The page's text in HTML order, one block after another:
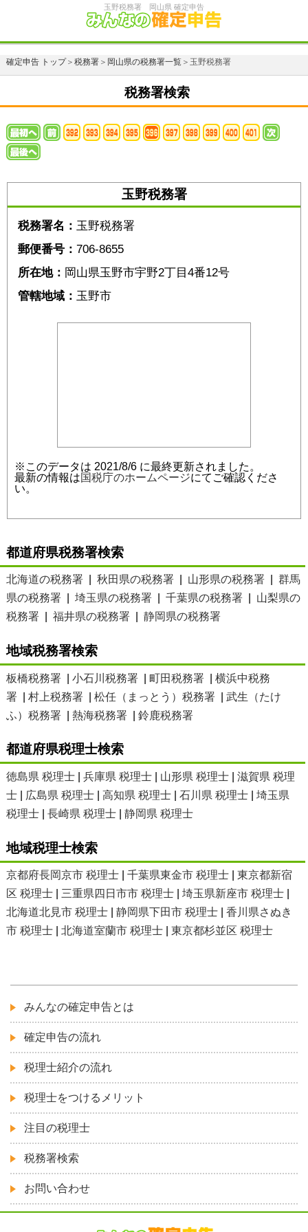
玉野税務署 岡山県 確定申告
確定申告 トップ＞ 税務署＞ 岡山県の税務署一覧＞玉野税務署
税務署検索
玉野税務署
税務署名： 玉野税務署
郵便番号： 706-8655
所在地： 岡山県玉野市宇野2丁目4番12号
管轄地域： 玉野市
※このデータは 2021/8/6 に最終更新されました。
最新の情報は国税庁のホームページにてご確認くださ
い。
都道府県税務署検索
北海道の税務署| 秋田県の税務署| 山形県の税務署| 群馬
県の税務署| 埼玉県の税務署| 千葉県の税務署| 山梨県の
税務署| 福井県の税務署| 静岡県の税務署
地域税務署検索
板橋税務署| 小石川税務署| 町田税務署| 横浜中税務
署| 村上税務署| 松任（まっとう）税務署| 武生（たけ
ふ）税務署| 熱海税務署| 鈴鹿税務署
都道府県税理士検索
徳島県 税理士| 兵庫県 税理士| 山形県 税理士| 滋賀県 税理
士| 広島県 税理士| 高知県 税理士| 石川県 税理士| 埼玉県
税理士| 長崎県 税理士| 静岡県 税理士
地域税理士検索
京都府長岡京市 税理士| 千葉県東金市 税理士| 東京都新宿
区 税理士| 三重県四日市市 税理士| 埼玉県新座市 税理士|
北海道北見市 税理士| 静岡県下田市 税理士| 香川県さぬき
市 税理士| 北海道室蘭市 税理士| 東京都杉並区 税理士
みんなの確定申告とは
確定申告の流れ
税理士紹介の流れ
税理士をつけるメリット
注目の税理士
税務署検索
お問い合わせ